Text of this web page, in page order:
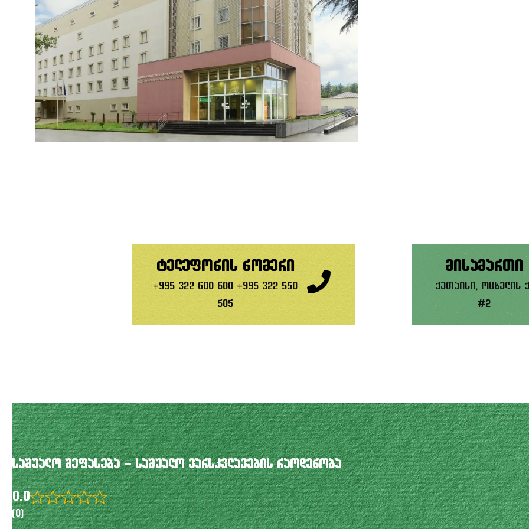
ტელეფონის ნომერი
+995 322 600 600 +995 322 550
505
მისამართი
ქუთაისი, ოცხელის
#2
საშუალო შეფასება – საშუალო ვარსკვლავების რაოდენობა
0.0
Rated
0.0
(0)